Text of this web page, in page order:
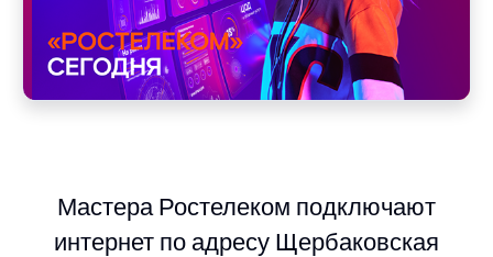
Мастера Ростелеком подключают
интернет по адресу Щербаковская